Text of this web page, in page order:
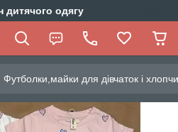
дитячого одягу
Футболки,майки для дівчаток і